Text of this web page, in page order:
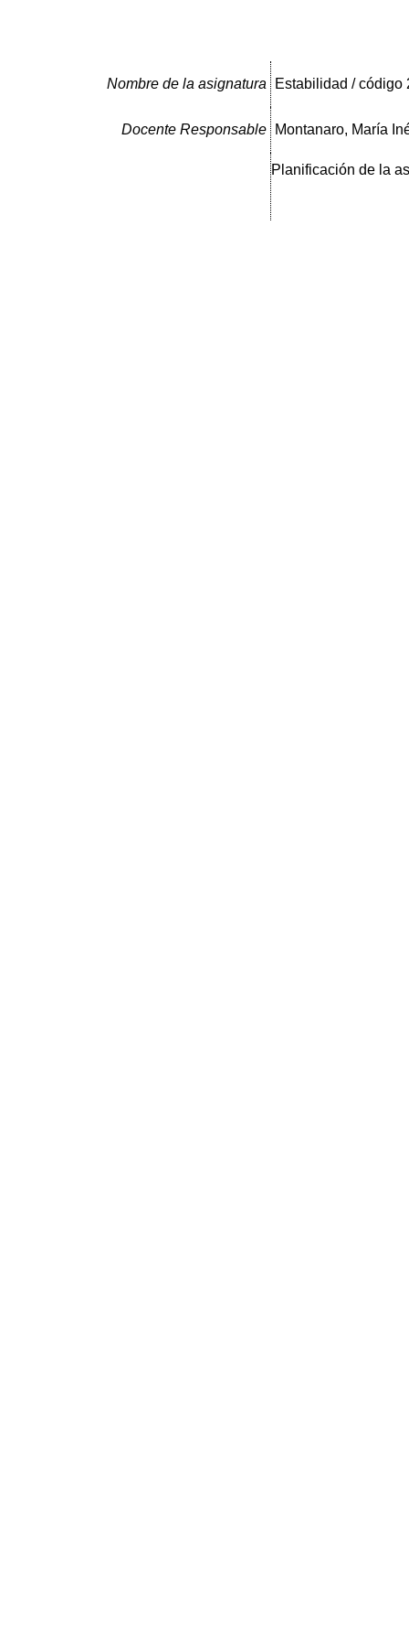
Nombre de la asignatura Estabilidad / código
Docente Responsable Montanaro, María
Planificación de la